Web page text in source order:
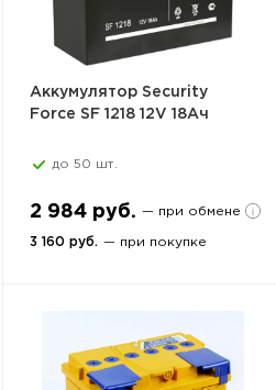
Аккумулятор Security
Force SF 1218 12V 18Ач
до 50 шт.
2 984 руб. — при обмене
3 160 руб. — при покупке